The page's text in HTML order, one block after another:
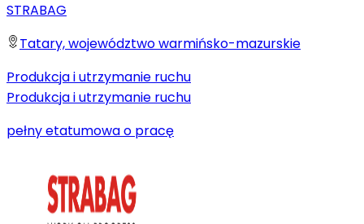
STRABAG
Tatary, województwo warmińsko-mazurskie
Produkcja i utrzymanie ruchu
Produkcja i utrzymanie ruchu
pełny etatumowa o pracę